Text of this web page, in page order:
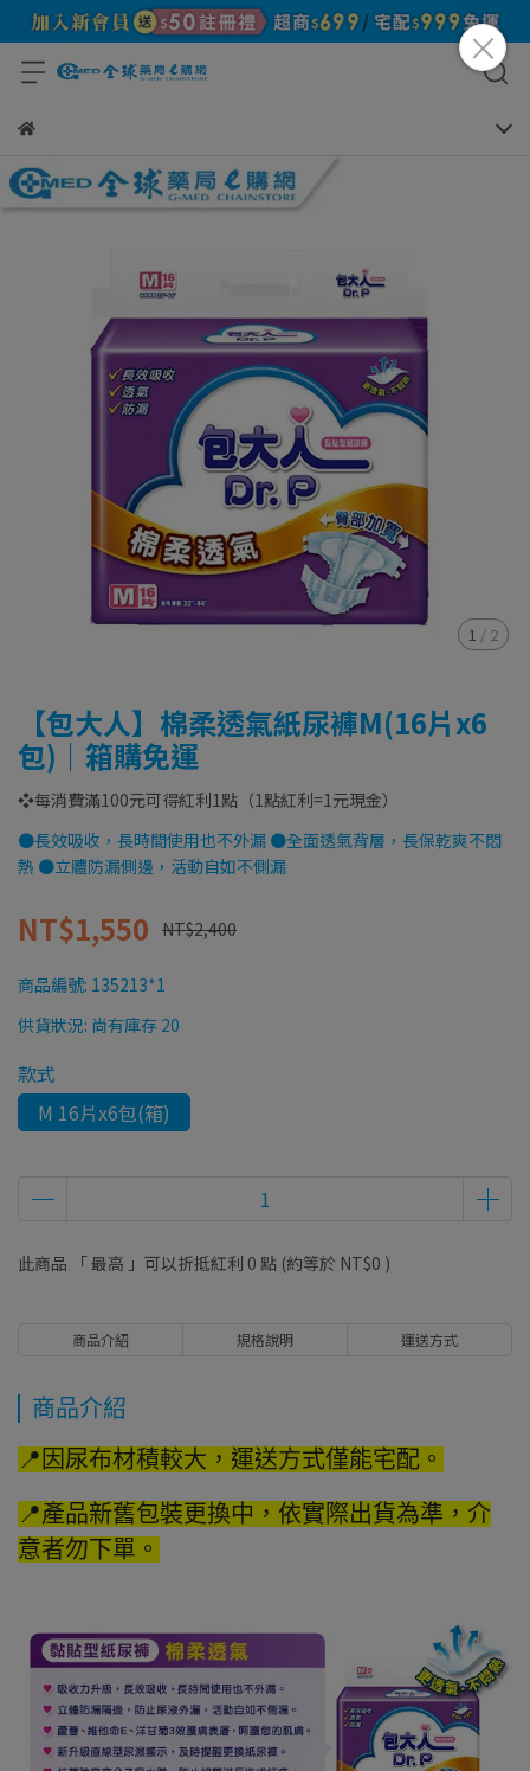
1 / 2
【包大人】棉柔透氣紙尿褲M(16片x6
包)｜箱購免運
❖每消費滿100元可得紅利1點（1點紅利=1元現金）
●長效吸收，長時間使用也不外漏 ●全面透氣背層，長保乾爽不悶
熱 ●立體防漏側邊，活動自如不側漏
NT$1,550 NT$2,400
商品編號: 135213*1
供貨狀況: 尚有庫存 20
款式
M 16片x6包(箱)
此商品 「 最高 」可以折抵紅利 0 點 (約等於 NT$0 )
商品介紹 規格說明 運送方式
商品介紹
📍因尿布材積較大，運送方式僅能宅配。
📍產品新舊包裝更換中，依實際出貨為準，介
意者勿下單。